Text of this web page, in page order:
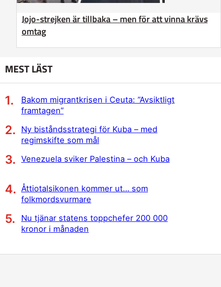
Jojo-strejken är tillbaka – men för att vinna krävs
omtag
MEST LÄST
Bakom migrantkrisen i Ceuta: ”Avsiktligt
framtagen”
Ny biståndsstrategi för Kuba – med
regimskifte som mål
Venezuela sviker Palestina – och Kuba
Åttiotalsikonen kommer ut… som
folkmordsvurmare
Nu tjänar statens toppchefer 200 000
kronor i månaden